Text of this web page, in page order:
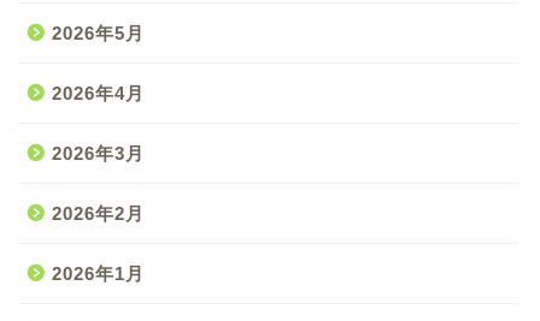
2026年5月
2026年4月
2026年3月
2026年2月
2026年1月